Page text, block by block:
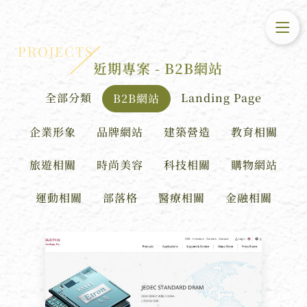
PROJECTS
近期專案 - B2B網站
全部分類 B2B網站 Landing Page
企業形象 品牌網站 建築營造 教育相關
旅遊相關 時尚美容 科技相關 購物網站
運動相關 部落格 醫療相關 金融相關